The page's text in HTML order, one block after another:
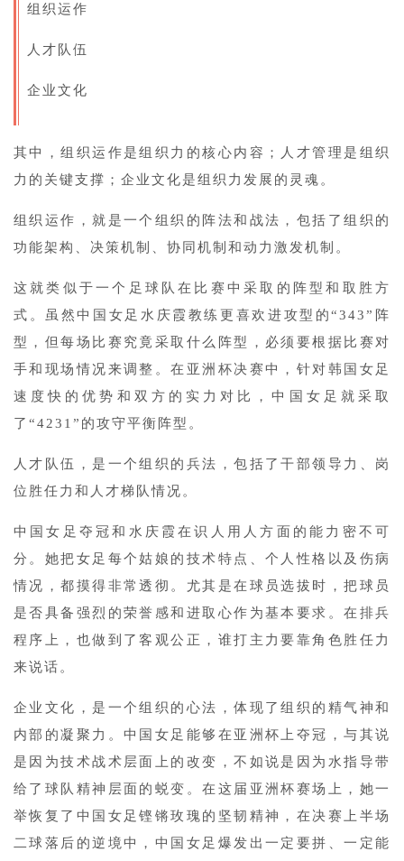
组织运作
人才队伍
企业文化
其中，组织运作是组织力的核心内容；人才管理是组织
力的关键支撑；企业文化是组织力发展的灵魂。
组织运作，就是一个组织的阵法和战法，包括了组织的
功能架构、决策机制、协同机制和动力激发机制。
这就类似于一个足球队在比赛中采取的阵型和取胜方
式。虽然中国女足水庆霞教练更喜欢进攻型的“343”阵
型，但每场比赛究竟采取什么阵型，必须要根据比赛对
手和现场情况来调整。在亚洲杯决赛中，针对韩国女足
速度快的优势和双方的实力对比，中国女足就采取
了“4231”的攻守平衡阵型。
人才队伍，是一个组织的兵法，包括了干部领导力、岗
位胜任力和人才梯队情况。
中国女足夺冠和水庆霞在识人用人方面的能力密不可
分。她把女足每个姑娘的技术特点、个人性格以及伤病
情况，都摸得非常透彻。尤其是在球员选拔时，把球员
是否具备强烈的荣誉感和进取心作为基本要求。在排兵
程序上，也做到了客观公正，谁打主力要靠角色胜任力
来说话。
企业文化，是一个组织的心法，体现了组织的精气神和
内部的凝聚力。中国女足能够在亚洲杯上夺冠，与其说
是因为技术战术层面上的改变，不如说是因为水指导带
给了球队精神层面的蜕变。在这届亚洲杯赛场上，她一
举恢复了中国女足铿锵玫瑰的坚韧精神，在决赛上半场
二球落后的逆境中，中国女足爆发出一定要拼、一定能